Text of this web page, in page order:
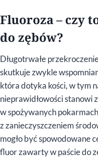
Fluoroza – czy
do zębów?
Długotrwałe
skutkuje zwykle
która dotyka kości, w tym
nieprawidłowości stanowi
w spożywanych
z zanieczyszczeniem
mogło być spowodowane
fluor zawarty w paście do